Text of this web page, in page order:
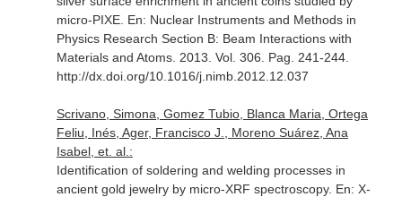
micro-PIXE. En: Nuclear Instruments and Methods in
Physics Research Section B: Beam Interactions with
Materials and Atoms. 2013. Vol. 306. Pag. 241-244.
http://dx.doi.org/10.1016/j.nimb.2012.12.037
Scrivano, Simona, Gomez Tubio, Blanca Maria, Ortega
Feliu, Inés, Ager, Francisco J., Moreno Suárez, Ana
Isabel, et. al.:
Identification of soldering and welding processes in
ancient gold jewelry by micro-XRF spectroscopy. En: X-